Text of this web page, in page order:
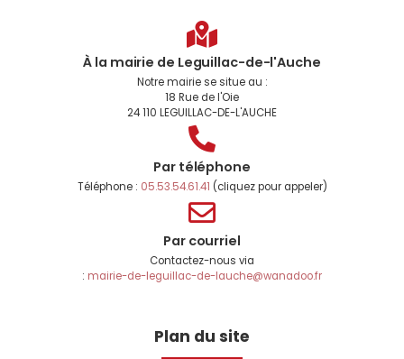
À la mairie de Leguillac-de-l'Auche
Notre mairie se situe au :
18 Rue de l'Oie
24 110 LEGUILLAC-DE-L'AUCHE
Par téléphone
Téléphone : 05.53.54.61.41 (cliquez pour appeler)
Par courriel
Contactez-nous via
: mairie-de-leguillac-de-lauche@wanadoo.fr
Plan du site